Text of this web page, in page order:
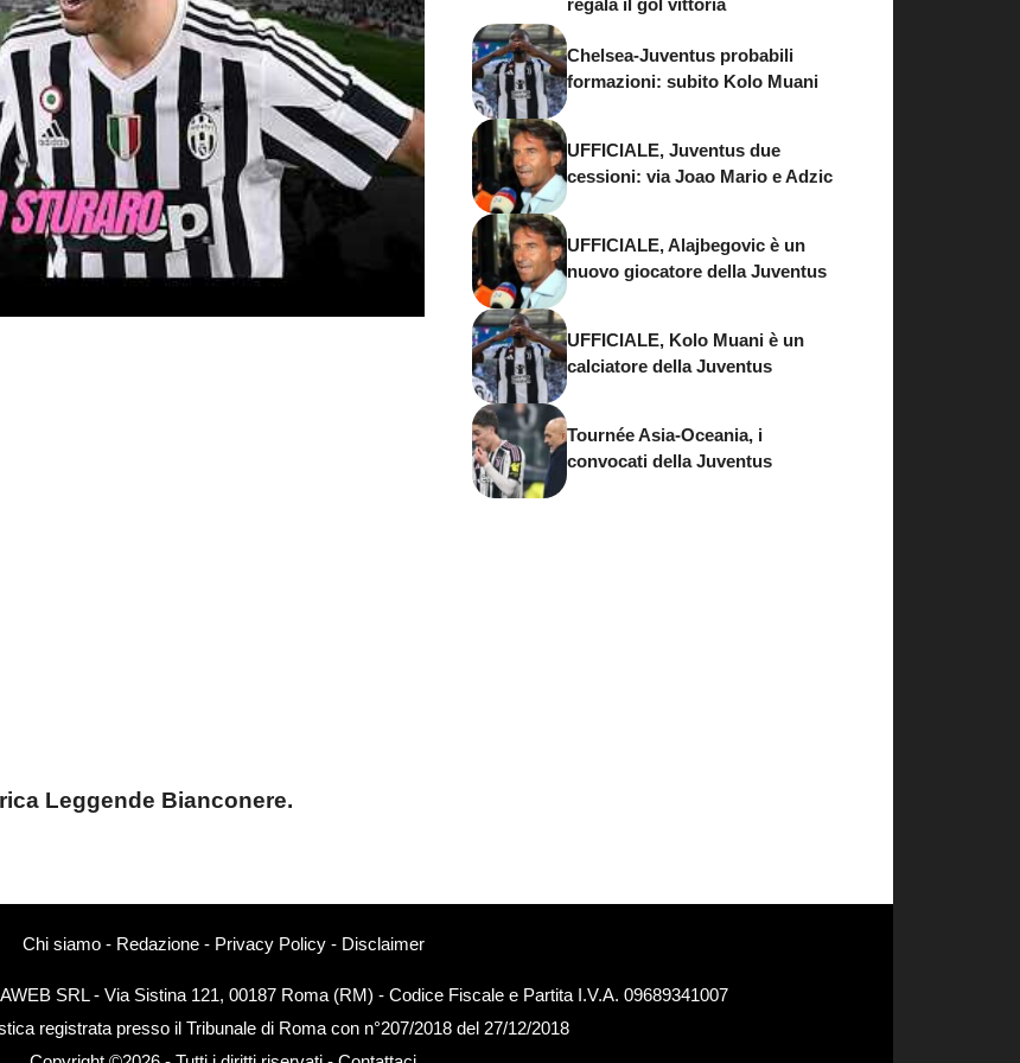
Leggende Bianconere.
regala il gol vittoria
Chelsea-Juventus probabili
formazioni: subito Kolo Muani
UFFICIALE, Juventus due
cessioni: via Joao Mario e Adzic
UFFICIALE, Alajbegovic è un
nuovo giocatore della Juventus
UFFICIALE, Kolo Muani è un
calciatore della Juventus
Tournée Asia-Oceania, i
convocati della Juventus
Chi siamo- Redazione- Privacy Policy- Disclaimer
SRL - Via Sistina 121, 00187 Roma (RM) - Codice Fiscale e Partita I.V.A. 09689341007
registrata presso il Tribunale di Roma con n°207/2018 del 27/12/2018